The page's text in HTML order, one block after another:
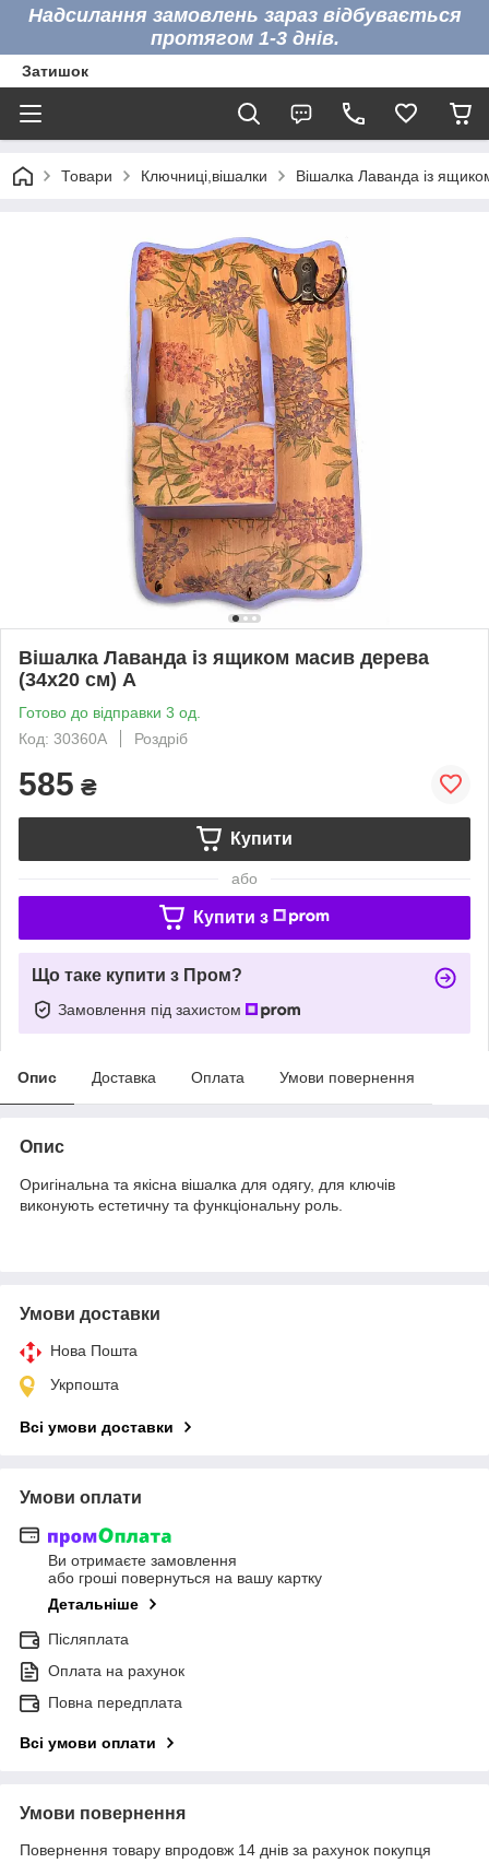
Надсилання замовлень зараз відбувається
протягом 1-3 днів.
Затишок
Товари Ключниці,вішалки Вішалка Лаванда із
Вішалка Лаванда із ящиком масив дерева
(34х20 см) A
Готово до відправки 3 од.
Код: 30360A
Роздріб
585 ₴
Купити
або
Купити з
Що таке купити з Пром?
Замовлення під захистом
Опис Доставка Оплата Умови повернення
Опис
Оригінальна та якісна вішалка для одягу, для ключів
виконують естетичну та функціональну роль.
Умови доставки
Нова Пошта
Укрпошта
Всі умови доставки
Умови оплати
Ви отримаєте замовлення
або гроші повернуться на вашу картку
Детальніше
Післяплата
Оплата на рахунок
Повна передплата
Всі умови оплати
Умови повернення
Повернення товару впродовж 14 днів за рахунок покупця